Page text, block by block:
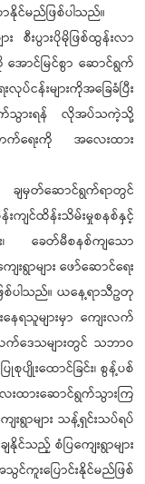
င်မည်ဖြစ်ပါသည်။
စီးပွားပိုမိုဖြစ်ထွန်းလာ
အောင်မြင်စွာ ဆောင်ရွက်
န်းများကိုအခြေခံပြီး
က်သွားရန် လိုအပ်သကဲ့သို့
တက်ရေးကို အလေးထား
ျမှတ်ဆောင်ရွက်ရာတွင်
ကျင်ထိန်းသိမ်းမှုစနစ်နှင့်
း၊ ခေတ်မီစနစ်ကျသော
းရွာများ ဖော်ဆောင်ရေး
ြစ်ပါသည်။ ယနေ့ရာသီဥတု
ေရသူများမှာ ကျေးလက်
လက်ဒေသများတွင် သဘာဝ
ပျိုးထောင်ခြင်း၊ စွန့်ပစ်
ထားဆောင်ရွက်သွားကြ
ာများ သန့်ရှင်းသပ်ရပ်
င်သည့် စံပြကျေးရွာများ
သွင်ကူးပြောင်းနိုင်မည်ဖြစ်